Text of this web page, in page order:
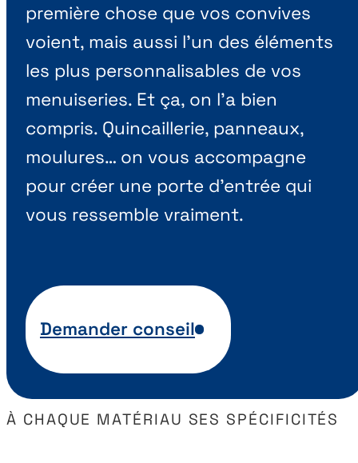
première chose que vos convives
voient, mais aussi l’un des éléments
les plus personnalisables de vos
menuiseries. Et ça, on l’a bien
compris. Quincaillerie, panneaux,
moulures… on vous accompagne
pour créer une porte d’entrée qui
vous ressemble vraiment.
Demander conseil
À CHAQUE MATÉRIAU SES SPÉCIFICITÉS